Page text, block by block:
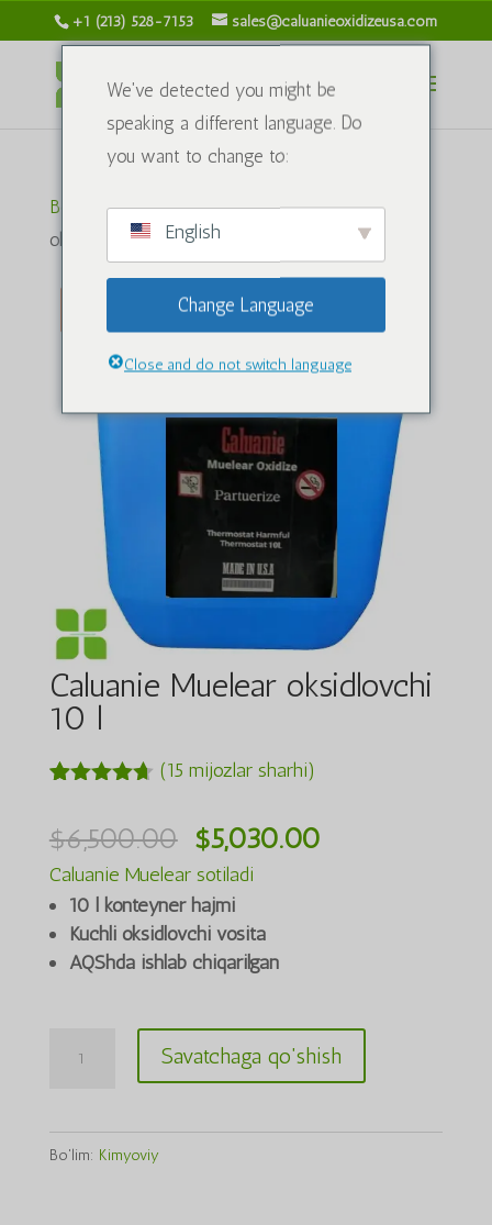
+1 (213) 528-7153 sales@caluanieoxidizeusa.com
Bosh sahifa/Kimyoviy/ Caluanie Muelear
oksidlovchi 10L
Caluanie Muelear oksidlovchi
10 l
reytingiga
b,
50an4.60
(15 mijozlar sharhi)
$6,500.00 Asl
narxi:
$6,500.00.
$5,030.00Joriy
Caluanie Muelear sotiladi
10 l konteyner hajmi
Kuchli oksidlovchi vosita
AQShda ishlab chiqarilgan
10L
Savatchaga qo'shish
Bo'lim: Kimyoviy
We've detected you might be
speaking a different language. Do
you want to change to:
English
Change Language
Close and do not switch language